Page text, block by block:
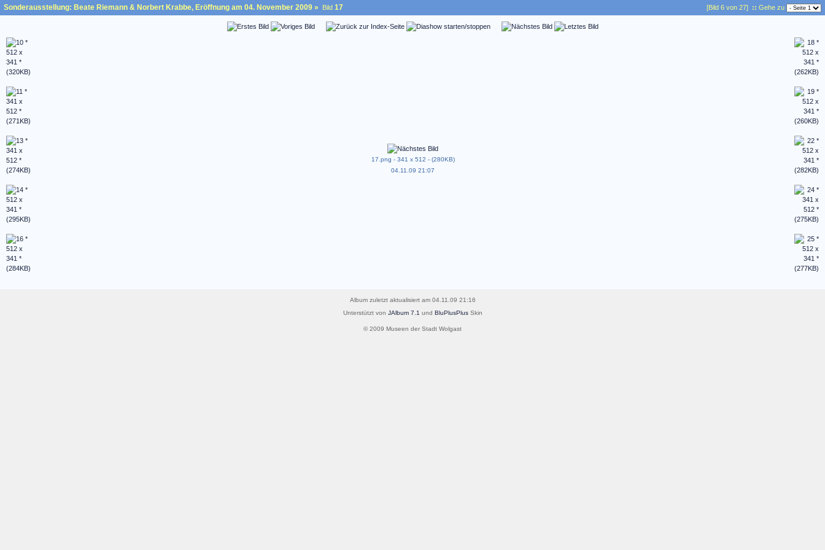
Sonderausstellung: Beate Riemann & Norbert Krabbe, Eröffnung am 04. November 2009 » Bild 17 [Bild 6 von 27] :: Gehe zu
17.png - 341 x 512 - (280KB)
04.11.09 21:07
Album zuletzt aktualisiert am 04.11.09 21:16
Unterstützt von JAlbum 7.1 und BluPlusPlusSkin
© 2009 Museen der Stadt Wolgast